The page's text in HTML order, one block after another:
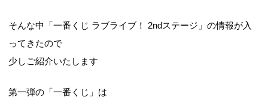
そんな中「一番くじ ラブライブ！ 2ndステージ」の情報が入
ってきたので
少しご紹介いたします
第一弾の「一番くじ」は